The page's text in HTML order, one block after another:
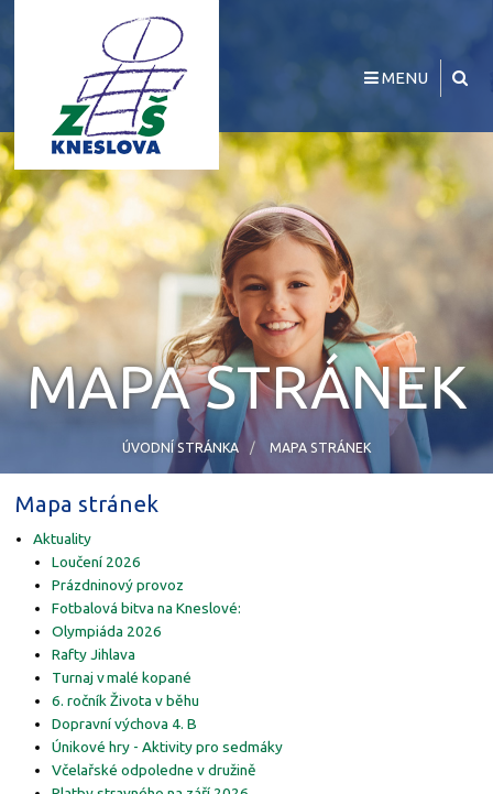
MENU
MAPA STRÁNEK
ÚVODNÍ STRÁNKA MAPA STRÁNEK
Mapa stránek
Aktuality
Loučení 2026
Prázdninový provoz
Fotbalová bitva na Kneslové:
Olympiáda 2026
Rafty Jihlava
Turnaj v malé kopané
6. ročník Života v běhu
Dopravní výchova 4. B
Únikové hry - Aktivity pro sedmáky
Včelařské odpoledne v družině